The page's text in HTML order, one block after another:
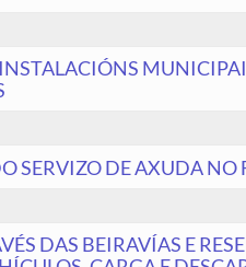
SERVIZO DE AXUDA NO
DAS BEIRAVÍAS E